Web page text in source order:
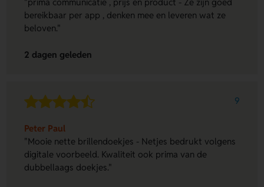
bereikbaar per app , denken mee en leveren wat ze
beloven."
2 dagen geleden
9
Peter Paul
"Mooie nette brillendoekjes - Netjes bedrukt volgens
digitale voorbeeld. Kwaliteit ook prima van de
dubbellaags doekjes."